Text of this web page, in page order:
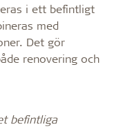
i ett befintligt
med
Det gör
renovering och
befintliga